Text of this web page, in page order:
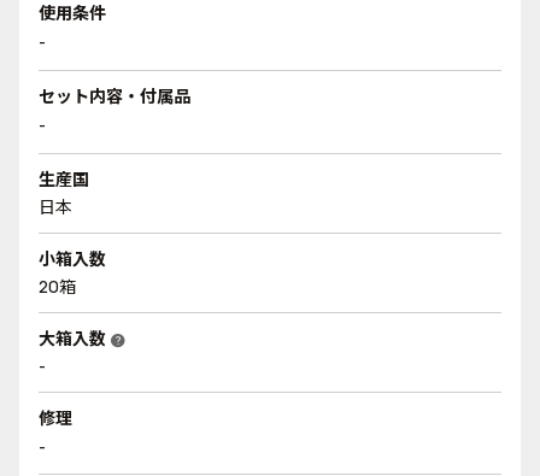
使用条件
-
セット内容・付属品
-
生産国
日本
小箱入数
20箱
大箱入数 help
-
修理
-